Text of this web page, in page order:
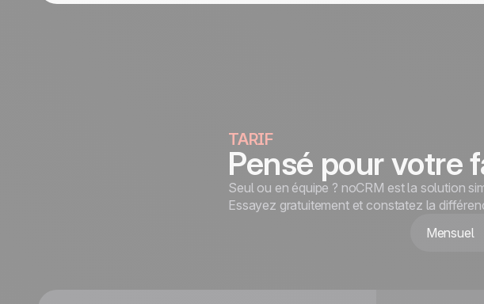
TARIF
Pensé pour votre
Seul ou en équipe ? noCRM est la solution
Essayez gratuitement et constatez la
Mensuel